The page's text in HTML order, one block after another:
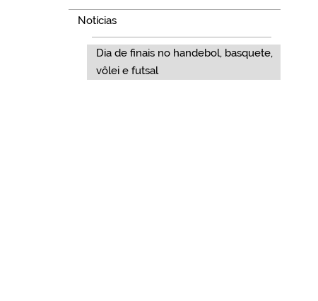
Notícias
Dia de finais no handebol, basquete,
vôlei e futsal